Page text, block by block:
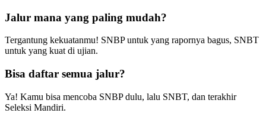
Jalur mana yang paling mudah?
Tergantung kekuatanmu! SNBP untuk yang rapornya bagus, SNBT
untuk yang kuat di ujian.
Bisa daftar semua jalur?
Ya! Kamu bisa mencoba SNBP dulu, lalu SNBT, dan terakhir
Seleksi Mandiri.